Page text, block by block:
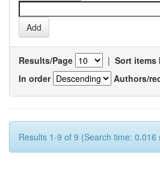
Results/Page | Sort items
In order
Authors/
Results 1-9 of 9 (Search time: 0.016